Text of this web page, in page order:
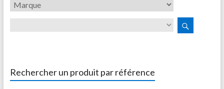
Rechercher un produit par référence